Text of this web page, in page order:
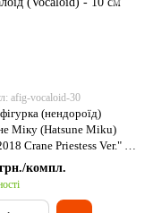
afig-vocaloid-30
(нендороїд)
Міку (Hatsune Miku)
Crane Priestess Ver." -
(Vocaloid) - 10 см
компл.